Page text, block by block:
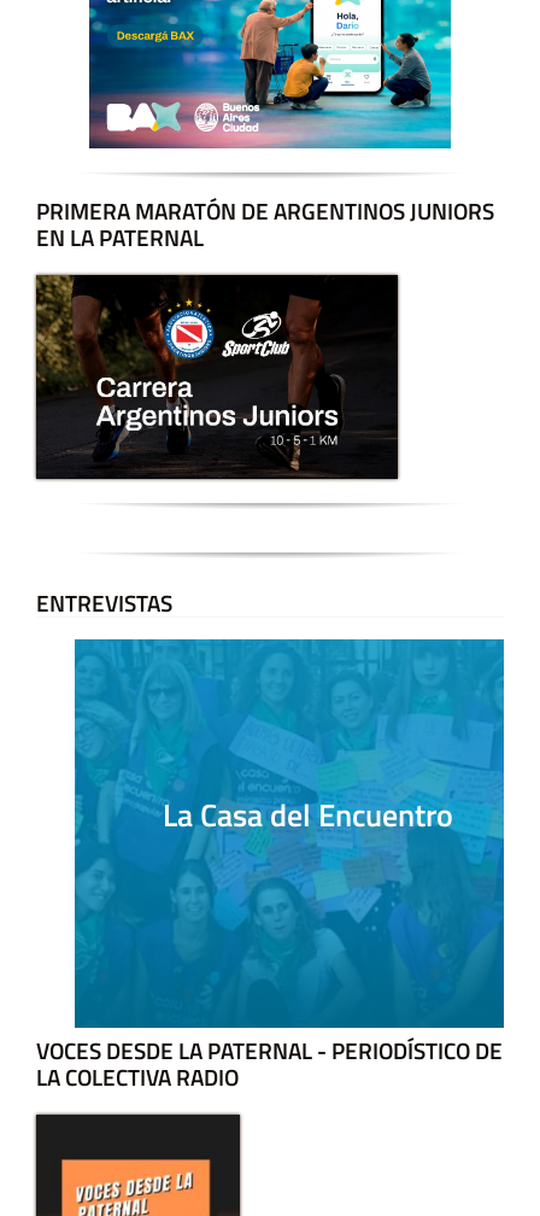
PRIMERA MARATÓN DE ARGENTINOS JUNIORS
EN LA PATERNAL
ENTREVISTAS
La Casa del Encuentro
VOCES DESDE LA PATERNAL - PERIODÍSTICO DE
LA COLECTIVA RADIO